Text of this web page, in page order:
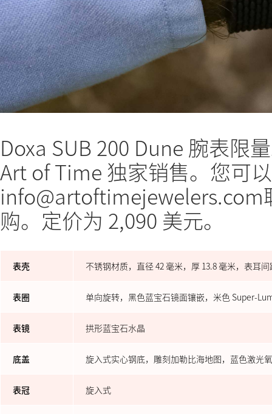
Doxa SUB 200 Dune 腕表限
Art of Time 独家销售。您可
info@artoftimejewelers.com
购。定价为 2,090 美元。
表壳 不锈钢材质，直径 42 毫米，厚 13.8 毫米，表耳
表圈 单向旋转，黑色蓝宝石镜面镶嵌，米色 Super-
表镜 拱形蓝宝石水晶
底盖 旋入式实心钢底，雕刻加勒比海地图，蓝色激光
表冠 旋入式